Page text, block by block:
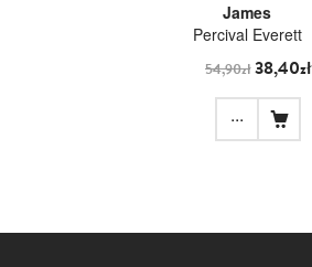
James
Percival Everett
54,90zł38,40zł
...